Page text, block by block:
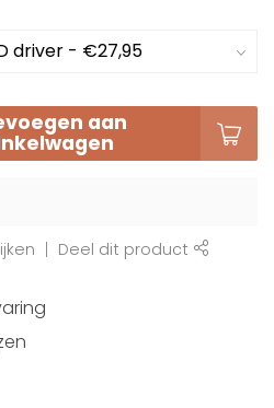
aan
Deel dit product